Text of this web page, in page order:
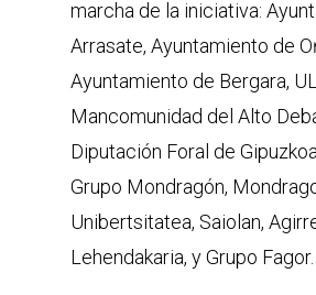
marcha de la iniciativa:
Arrasate, Ayuntamiento de
Ayuntamiento de Bergara,
Mancomunidad del Alto
Diputación Foral de
Grupo Mondragón,
Unibertsitatea, Saiolan,
Lehendakaria, y Grupo Fagor.